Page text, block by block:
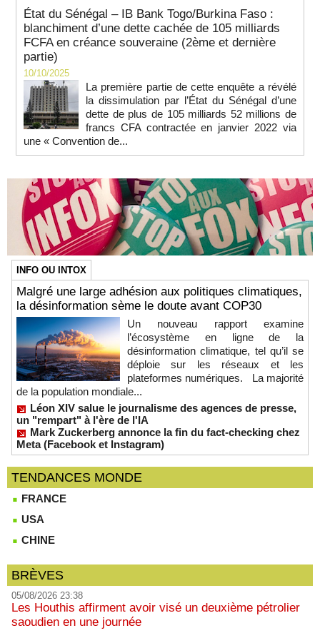
État du Sénégal – IB Bank Togo/Burkina Faso :
blanchiment d’une dette cachée de 105 milliards
FCFA en créance souveraine (2ème et dernière
partie)
10/10/2025
La première partie de cette enquête a révélé
la dissimulation par l’État du Sénégal d’une
dette de plus de 105 milliards 52 millions de
francs CFA contractée en janvier 2022 via
une « Convention de...
INFO OU INTOX
Malgré une large adhésion aux politiques climatiques,
la désinformation sème le doute avant COP30
Un nouveau rapport examine
l’écosystème en ligne de la
désinformation climatique, tel qu’il se
déploie sur les réseaux et les
plateformes numériques. La majorité
de la population mondiale...
Léon XIV salue le journalisme des agences de presse,
un "rempart" à l'ère de l'IA
Mark Zuckerberg annonce la fin du fact-checking chez
Meta (Facebook et Instagram)
TENDANCES MONDE
FRANCE
USA
CHINE
BRÈVES
05/08/2026 23:38
Les Houthis affirment avoir visé un deuxième pétrolier
saoudien en une journée